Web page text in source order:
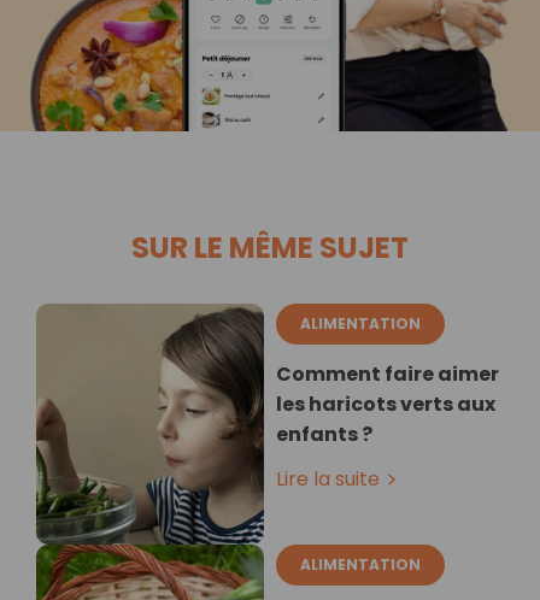
SUR LE MÊME SUJET
ALIMENTATION
Comment faire aimer
les haricots verts aux
enfants ?
Lire la suite
ALIMENTATION